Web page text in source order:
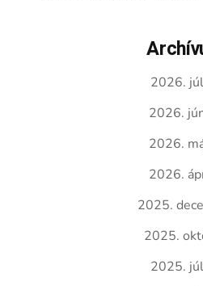
2026.
2026.
2026.
2026.
2025.
2025.
2025.